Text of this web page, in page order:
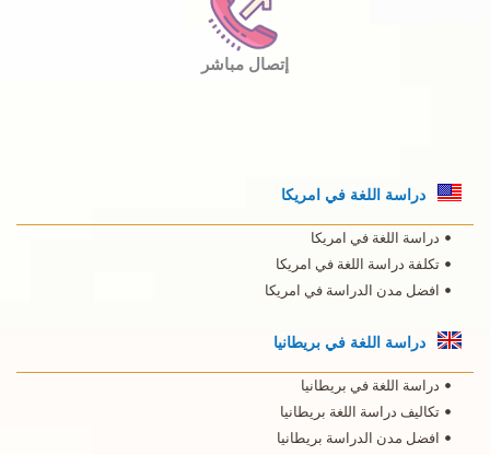
إتصال مباشر
دراسة اللغة في امريكا
دراسة اللغة في امريكا
تكلفة دراسة اللغة في امريكا
افضل مدن الدراسة في امريكا
دراسة اللغة في بريطانيا
دراسة اللغة في بريطانيا
تكاليف دراسة اللغة بريطانيا
افضل مدن الدراسة بريطانيا